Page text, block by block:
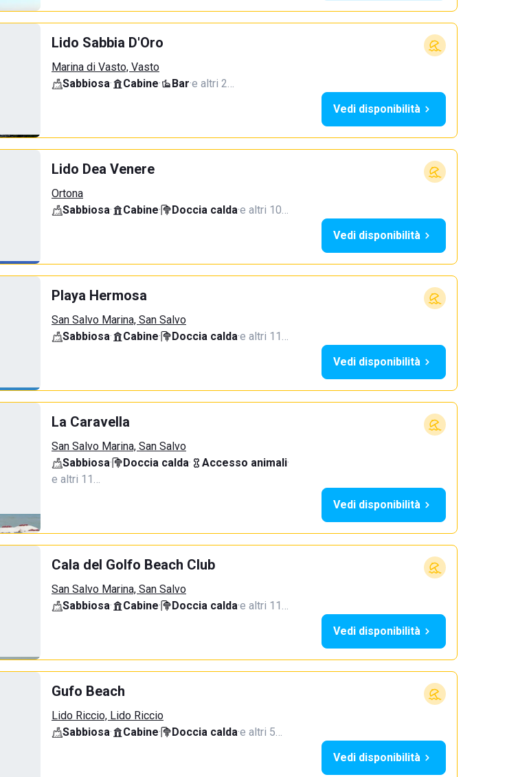
Lido Sabbia D'Oro
Marina di Vasto, Vasto
Sabbiosa· Cabine· Bar·e altri 2…
Vedi disponibilità
Lido Dea Venere
Ortona
Sabbiosa· Cabine· Doccia calda·e altri 10…
Vedi disponibilità
Playa Hermosa
San Salvo Marina, San Salvo
Sabbiosa· Cabine· Doccia calda·e altri 11…
Vedi disponibilità
La Caravella
San Salvo Marina, San Salvo
Sabbiosa· Doccia calda· Accesso animali·
e altri 11…
Vedi disponibilità
Cala del Golfo Beach Club
San Salvo Marina, San Salvo
Sabbiosa· Cabine· Doccia calda·e altri 11…
Vedi disponibilità
Gufo Beach
Lido Riccio, Lido Riccio
Sabbiosa· Cabine· Doccia calda·e altri 5…
Vedi disponibilità